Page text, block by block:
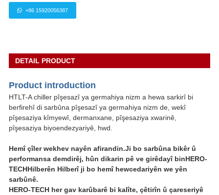
+86 15920056387
DETAIL PRODUCT
Product introduction
HTLT-A chiller pîşesazî ya germahiya nizm a hewa sarkirî bi
berfirehî di sarbûna pîşesazî ya germahiya nizm de, wekî
pîşesaziya kîmyewî, dermanxane, pîşesaziya xwarinê,
pîşesaziya biyoendezyariyê, hwd.
Hemî çîler wekhev nayên afirandin.Ji bo sarbûna bikêr û
performansa demdirêj, hûn dikarin pê ve girêdayî binHERO-
TECHHilberên Hilberî ji bo hemî hewcedariyên we yên
sarbûnê.
HERO-TECH her gav karûbarê bi kalîte, çêtirîn û çareseriyê